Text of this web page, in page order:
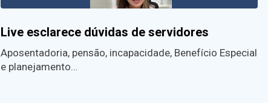
Live esclarece dúvidas de servidores
Aposentadoria, pensão, incapacidade, Benefício Especial
e planejamento…